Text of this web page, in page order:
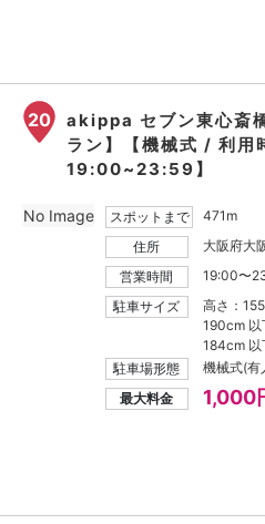
20
akippa セブン東心斎
ラン】【機械式 / 利用
19:00~23:59】
スポットまで
471m
住所
大阪府大
営業時間
19:00〜
駐車サイズ
高さ：
190cm 以
184cm
駐車場形態
機械式(有
最大料金
1,000
No Image